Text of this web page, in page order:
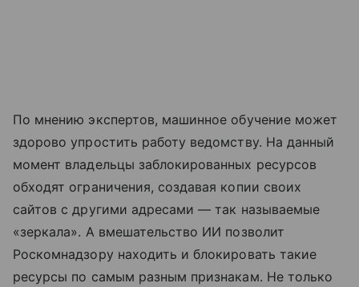
По мнению экспертов, машинное обучение может
здорово упростить работу ведомству. На данный
момент владельцы заблокированных ресурсов
обходят ограничения, создавая копии своих
сайтов с другими адресами — так называемые
«зеркала». А вмешательство ИИ позволит
Роскомнадзору находить и блокировать такие
ресурсы по самым разным признакам. Не только